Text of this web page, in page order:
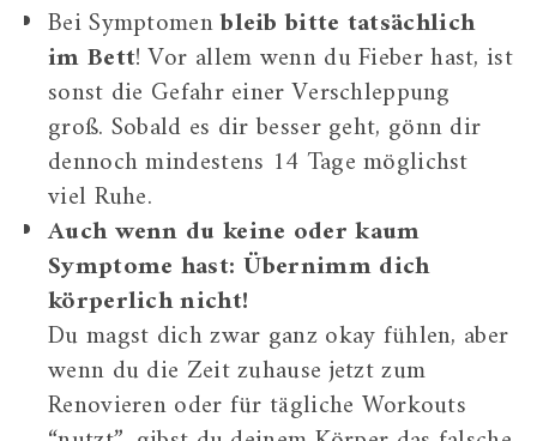
Bei Symptomenbleib bitte tatsächlich
im Bett! Vor allem wenn du Fieber hast, ist
sonst die Gefahr einer Verschleppung
groß. Sobald es dir besser geht, gönn dir
dennoch mindestens 14 Tage möglichst
viel Ruhe.
Auch wenn du keine oder kaum
Symptome hast: Übernimm dich
körperlich nicht!
Du magst dich zwar ganz okay fühlen, aber
wenn du die Zeit zuhause jetzt zum
Renovieren oder für tägliche Workouts